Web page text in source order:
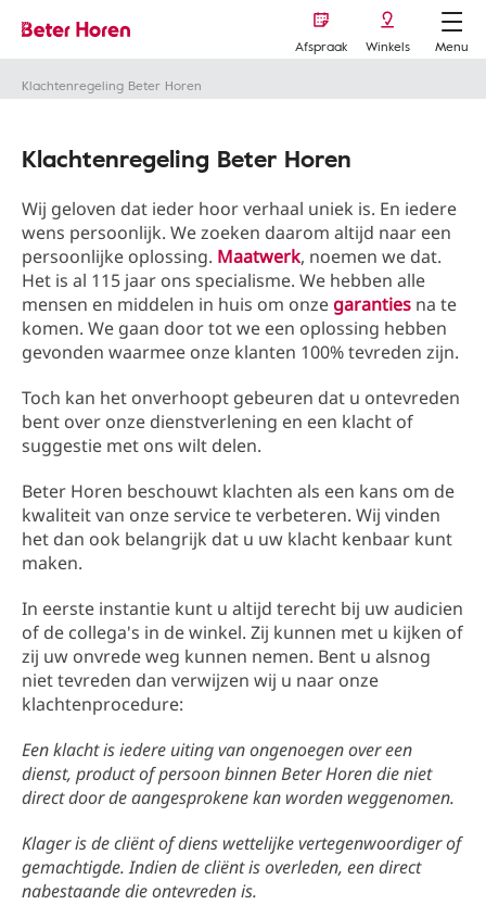
Afspraak Winkels
Menu
Klachtenregeling Beter Horen
Klachtenregeling Beter Horen
Wij geloven dat ieder hoor verhaal uniek is. En iedere
wens persoonlijk. We zoeken daarom altijd naar een
persoonlijke oplossing. Maatwerk, noemen we dat.
Het is al 115 jaar ons specialisme. We hebben alle
mensen en middelen in huis om onzegaranties na te
komen. We gaan door tot we een oplossing hebben
gevonden waarmee onze klanten 100% tevreden zijn.
Toch kan het onverhoopt gebeuren dat u ontevreden
bent over onze dienstverlening en een klacht of
suggestie met ons wilt delen.
Beter Horen beschouwt klachten als een kans om de
kwaliteit van onze service te verbeteren. Wij vinden
het dan ook belangrijk dat u uw klacht kenbaar kunt
maken.
In eerste instantie kunt u altijd terecht bij uw audicien
of de collega's in de winkel. Zij kunnen met u kijken of
zij uw onvrede weg kunnen nemen. Bent u alsnog
niet tevreden dan verwijzen wij u naar onze
klachtenprocedure:
Een klacht is iedere uiting van ongenoegen over een
dienst, product of persoon binnen Beter Horen die niet
direct door de aangesprokene kan worden weggenomen.
Klager is de cliënt of diens wettelijke vertegenwoordiger of
gemachtigde. Indien de cliënt is overleden, een direct
nabestaande die ontevreden is.